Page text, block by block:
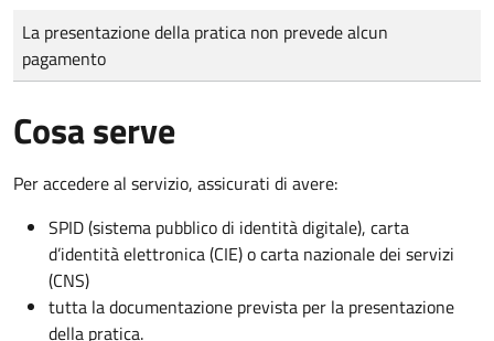
Tipo di pagamento
Importo
La presentazione della pratica non prevede alcun
pagamento
Cosa serve
Per accedere al servizio, assicurati di avere:
SPID (sistema pubblico di identità digitale), carta
d’identità elettronica (CIE) o carta nazionale dei servizi
(CNS)
tutta la documentazione prevista per la presentazione
della pratica.